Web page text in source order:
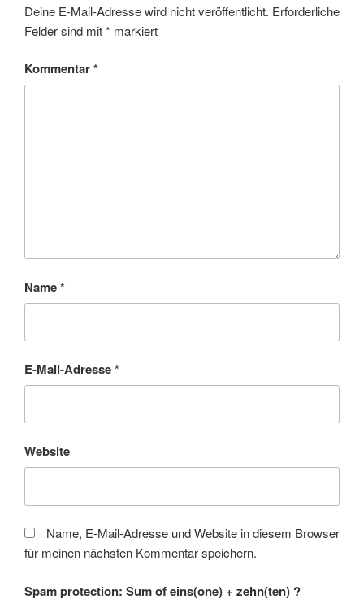
Deine E-Mail-Adresse wird nicht veröffentlicht. Erforderliche
Felder sind mit* markiert
Kommentar*
Name*
E-Mail-Adresse*
Website
Name, E-Mail-Adresse und Website in diesem Browser
für meinen nächsten Kommentar speichern.
Spam protection: Sum of eins(one) + zehn(ten) ?